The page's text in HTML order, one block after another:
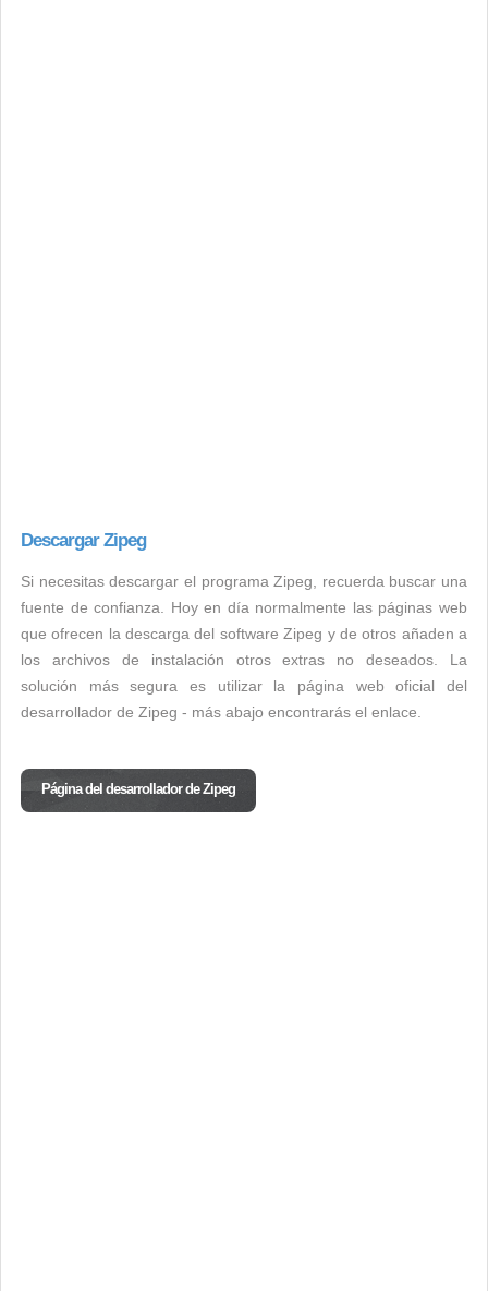
Descargar Zipeg
Si necesitas descargar el programa Zipeg, recuerda buscar una
fuente de confianza. Hoy en día normalmente las páginas web
que ofrecen la descarga del software Zipeg y de otros añaden a
los archivos de instalación otros extras no deseados. La
solución más segura es utilizar la página web oficial del
desarrollador de Zipeg - más abajo encontrarás el enlace.
Página del desarrollador de Zipeg